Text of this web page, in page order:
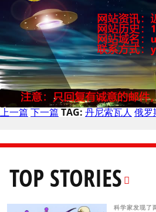
上一篇 下一篇 TAG: 丹尼索瓦人 俄罗
TOP STORIES
科学家发现了